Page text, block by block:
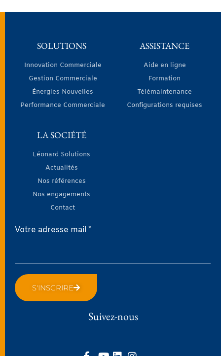
SOLUTIONS
Innovation Commerciale
Gestion Commerciale
Énergies Nouvelles
Performance Commerciale
ASSISTANCE
Aide en ligne
Formation
Télémaintenance
Configurations requises
LA SOCIÉTÉ
Léonard Solutions
Actualités
Nos références
Nos engagements
Contact
Votre adresse mail *
S'INSCRIRE
Suivez-nous